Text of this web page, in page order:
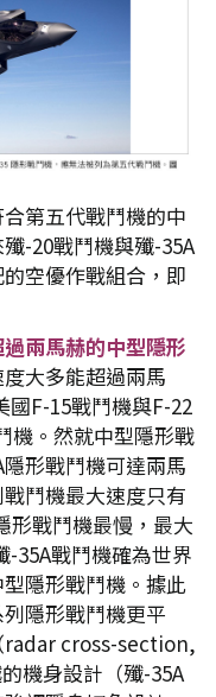
第五代戰鬥機的中
-20戰鬥機與殲-35A
空優作戰組合，即
兩馬赫的中型隱形
大多能超過兩馬
國F-15戰鬥機與F-22
機。然就中型隱形戰
形戰鬥機可達兩馬
鬥機最大速度只有
形戰鬥機最慢，最大
35A戰鬥機確為世界
隱形戰鬥機。據此
隱形戰鬥機更平
radar cross-section,
機身設計（殲-35A